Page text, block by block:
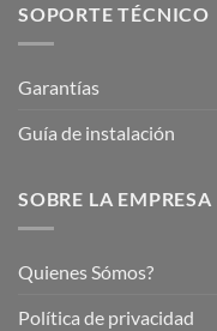
SOPORTE TÉCNICO
Garantías
Guía de instalación
SOBRE LA EMPRESA
Quienes Sómos?
Política de privacidad